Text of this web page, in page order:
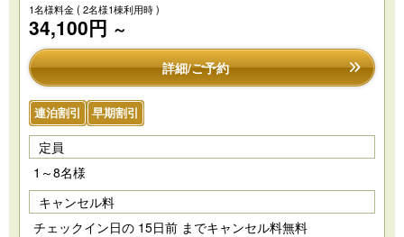
1名様料金( 2名様1棟利用時 )
34,100円 ～
詳細/ご予約
連泊割引 早期割引
定員
1～8名様
キャンセル料
チェックイン日の 15日前 までキャンセル料無料